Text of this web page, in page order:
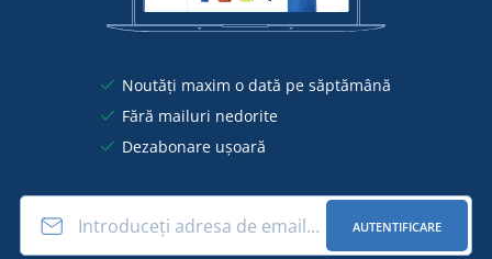
Noutăți maxim o dată pe săptămână
Fără mailuri nedorite
Dezabonare ușoară
AUTENTIFICARE